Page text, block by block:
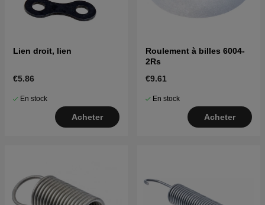
Lien droit, lien
€5.86
En stock
Acheter
Roulement à billes 6004-
2Rs
€9.61
En stock
Acheter